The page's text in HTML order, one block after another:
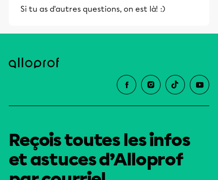
Si tu as d'autres questions, on est là! :)
Reçois toutes les infos
et astuces d’Alloprof